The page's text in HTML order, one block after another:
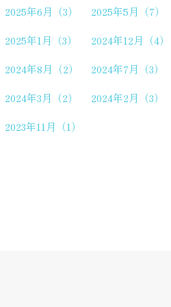
2025年6月（3）
2025年5月（7）
2025年1月（3）
2024年12月（4）
2024年8月（2）
2024年7月（3）
2024年3月（2）
2024年2月（3）
2023年11月（1）